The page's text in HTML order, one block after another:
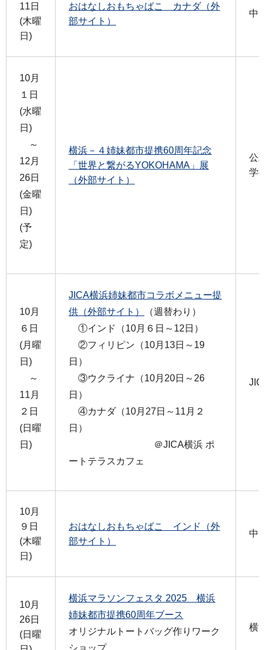
11日
(木曜
日)
おはなしおもちゃばこ カナダ（外
部サイト）
中
10月
１日
(水曜
日)
～
12月
26日
(金曜
日)
(予
定)
横浜－４姉妹都市提携60周年記念
「世界と繋がるYOKOHAMA」展
（外部サイト）
公
学
10月
６日
(月曜
日)
～
11月
２日
(日曜
日)
JICA横浜姉妹都市コラボメニュー提
供（外部サイト）
（週替わり）
①インド（10月６日～12日）
②フィリピン（10月13日～19
日）
③ウクライナ（10月20日～26
日）
④カナダ（10月27日～11月２
日）
＠JICA横浜 ポ
ートテラスカフェ
10月
９日
(木曜
日)
おはなしおもちゃばこ インド（外
部サイト）
中
10月
26日
(日曜
横浜マラソンフェスタ 2025 横浜
姉妹都市提携60周年ブース
オリジナルトートバッグ作りワーク
ショップ
横